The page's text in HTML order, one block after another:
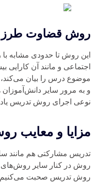
روش قضاوت طرز
این روش تا حدودی مشابه
اجتماعی و مانند آن
موضوع درس را بیان
و به مرور سایر
نوعی اجرای روش تدریس
مزایا و معایب
تدریس مشارکتی هم مانند
روش در کنار سایر روش‌های
روش تدریس صحبت